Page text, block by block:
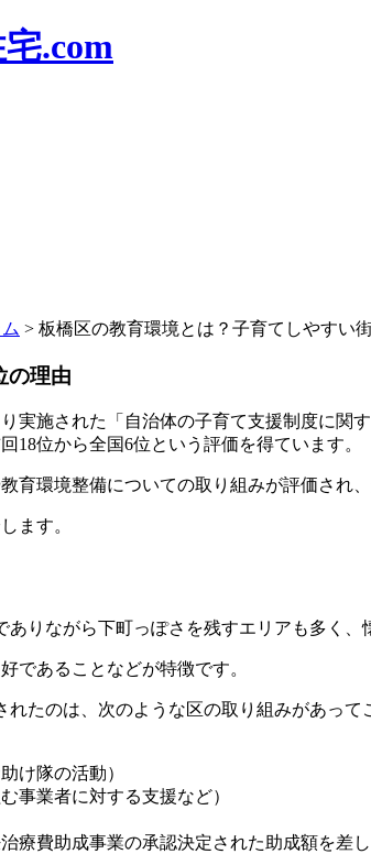
.com
> 板橋区の教育環境とは？子育てしやすい
の理由
施された「自治体の子育て支援制度に関
18位から全国6位という評価を得ています。
環境整備についての取り組みが評価され
ます。
りながら下町っぽさを残すエリアも多く
であることなどが特徴です。
たのは、次のような区の取り組みがあって
け隊の活動）
事業者に対する支援など）
療費助成事業の承認決定された助成額を差